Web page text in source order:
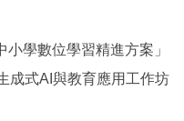
學數位學習精進方案」
成式AI與教育應用工作坊